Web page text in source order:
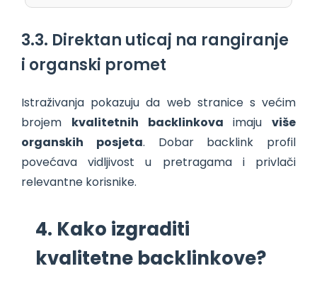
3.3. Direktan uticaj na rangiranje
i organski promet
Istraživanja pokazuju da web stranice s većim
brojem kvalitetnih backlinkova imaju više
organskih posjeta. Dobar backlink profil
povećava vidljivost u pretragama i privlači
relevantne korisnike.
4. Kako izgraditi
kvalitetne backlinkove?